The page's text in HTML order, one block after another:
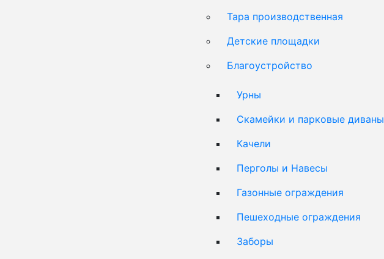
Тара производственная
Детские площадки
Благоустройство
Урны
Скамейки и парковые диваны
Качели
Перголы и Навесы
Газонные ограждения
Пешеходные ограждения
Заборы